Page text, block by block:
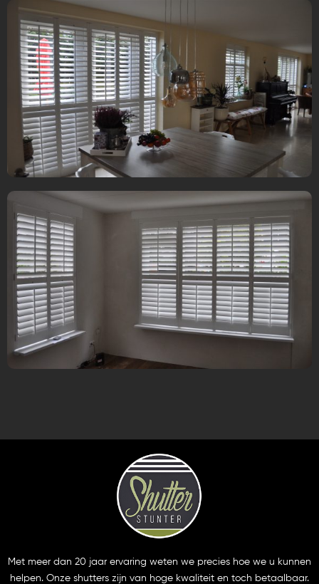
Met meer dan 20 jaar ervaring weten we precies hoe we u kunnen
helpen. Onze shutters zijn van hoge kwaliteit en toch betaalbaar.